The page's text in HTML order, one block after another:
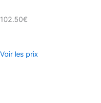
102.50€
Voir les prix